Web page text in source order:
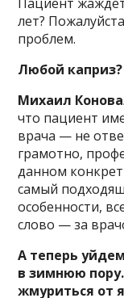
лет?
проблем.
Любой каприз?
Михаил
что пациент
врача — не
грамотно,
данном
самый
особенности,
слово — за
А теперь
в зимнюю
жмуриться от